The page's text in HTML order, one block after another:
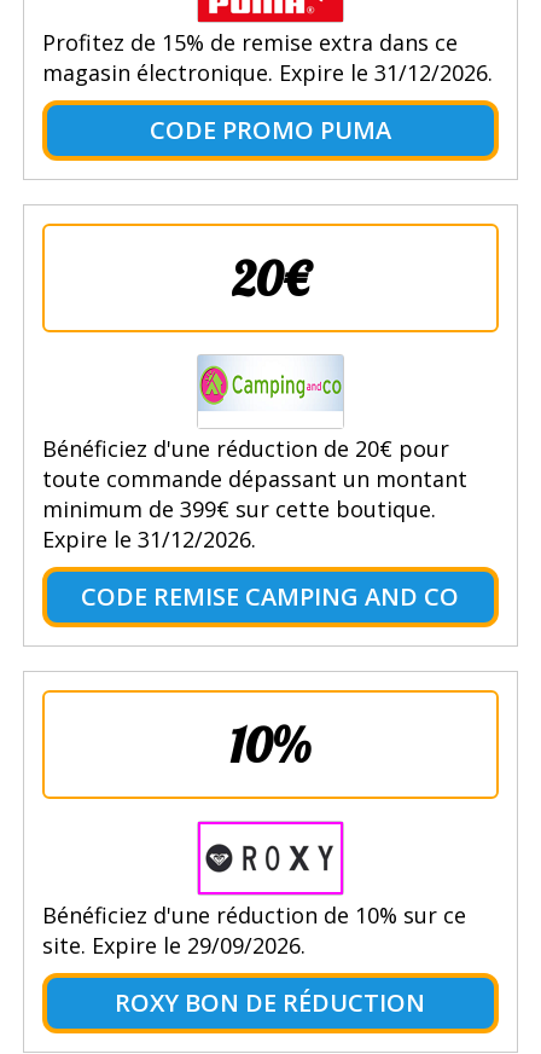
Profitez de 15% de remise extra dans ce
magasin électronique. Expire le 31/12/2026.
CODE PROMO PUMA
20€
Bénéficiez d'une réduction de 20€ pour
toute commande dépassant un montant
minimum de 399€ sur cette boutique.
Expire le 31/12/2026.
CODE REMISE CAMPING AND CO
10%
Bénéficiez d'une réduction de 10% sur ce
site. Expire le 29/09/2026.
ROXY BON DE RÉDUCTION